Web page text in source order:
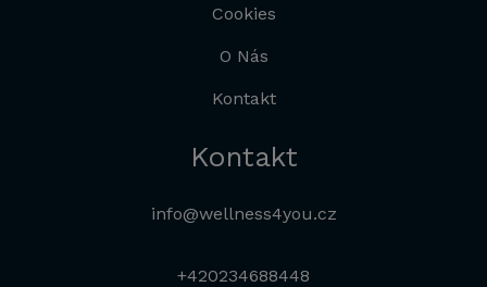
Cookies
O Nás
Kontakt
Kontakt
info@wellness4you.cz
+420234688448